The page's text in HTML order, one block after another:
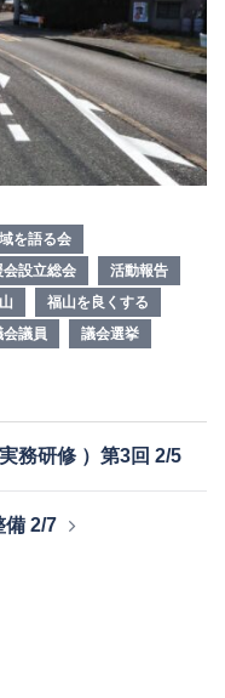
を語る会
会設立総会
活動報告
福山を良くする
議員 議会選挙
務研修 ）第3回 2/5
備 2/7